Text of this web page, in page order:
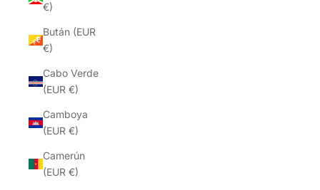
€)
Bután (EUR
€)
Cabo Verde
(EUR €)
Camboya
(EUR €)
Camerún
(EUR €)